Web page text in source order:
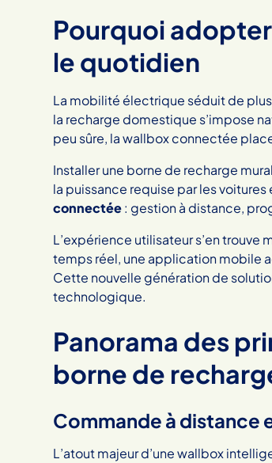
Pourquoi
le quotidien
La mobilité électrique séduit de
la recharge domestique s’impose
peu sûre, la wallbox connectée
Installer une borne de recharge
la puissance requise par les
connectée: gestion à distance,
L’expérience utilisateur s’en trouve
temps réel, une application mobile
Cette nouvelle génération de
technologique.
Panorama des
borne de
Commande à distance
L’atout majeur d’une wallbox